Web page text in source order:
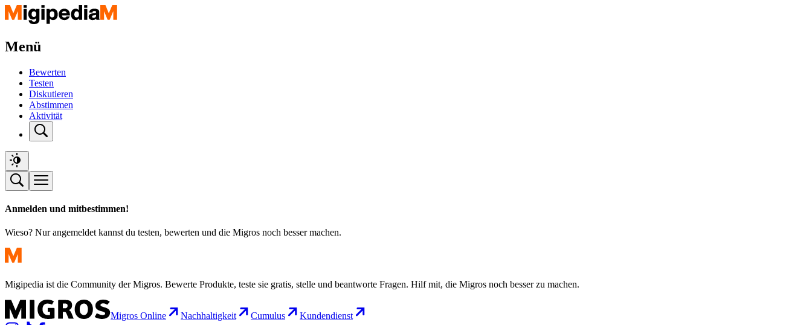
Menü
Bewerten
Testen
Diskutieren
Abstimmen
Aktivität
Anmelden und mitbestimmen!
Wieso? Nur angemeldet kannst du testen, bewerten und die Migros noch besser machen.
Migipedia ist die Community der Migros. Bewerte Produkte, teste sie gratis, stelle und beantworte Fragen. Hilf mit, die Migros noch besser zu machen.
Migros Online Nachhaltigkeit Cumulus Kundendienst